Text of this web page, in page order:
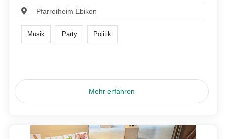
Pfarreiheim Ebikon
Musik Party Politik
Mehr erfahren